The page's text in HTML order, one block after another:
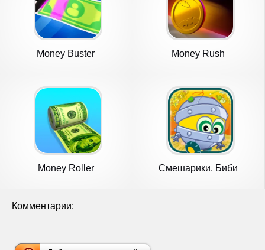
Money Buster Money Rush
Money Roller Смешарики. Биби
Комментарии: